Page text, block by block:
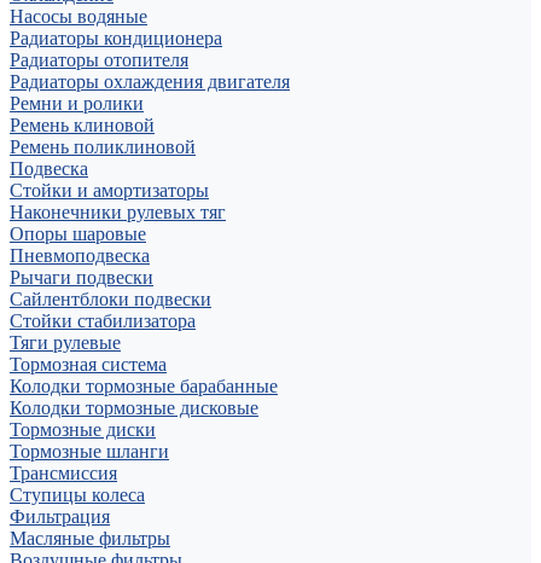
Насосы водяные
Радиаторы кондиционера
Радиаторы отопителя
Радиаторы охлаждения двигателя
Ремни и ролики
Ремень клиновой
Ремень поликлиновой
Подвеска
Стойки и амортизаторы
Наконечники рулевых тяг
Опоры шаровые
Пневмоподвеска
Рычаги подвески
Сайлентблоки подвески
Стойки стабилизатора
Тяги рулевые
Тормозная система
Колодки тормозные барабанные
Колодки тормозные дисковые
Тормозные диски
Тормозные шланги
Трансмиссия
Ступицы колеса
Фильтрация
Масляные фильтры